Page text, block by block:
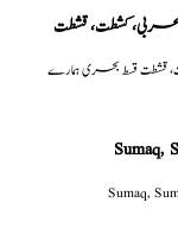
كشطت، قشطت
قشطت قسط بحری ہمارے